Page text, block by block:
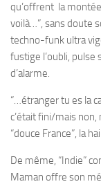
qu’offrent la
voilà…”, sans doute
techno-funk ultra
fustige l’oubli, pulse
d’alarme.
“…étranger tu es la
c’était fini/mais non,
“douce France”, la
De même, “Indie”
Maman offre son